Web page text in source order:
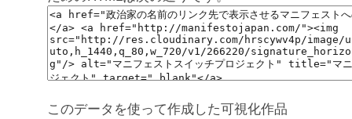
このデータを使って作成した可視化作品